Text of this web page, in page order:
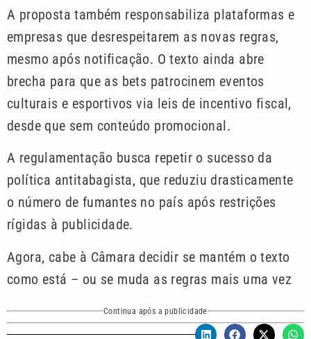
A proposta também responsabiliza plataformas e
empresas que desrespeitarem as novas regras,
mesmo após notificação. O texto ainda abre
brecha para que as bets patrocinem eventos
culturais e esportivos via leis de incentivo fiscal,
desde que sem conteúdo promocional.
A regulamentação busca repetir o sucesso da
política antitabagista, que reduziu drasticamente
o número de fumantes no país após restrições
rígidas à publicidade.
Agora, cabe à Câmara decidir se mantém o texto
como está – ou se muda as regras mais uma vez
Continua após a publicidade